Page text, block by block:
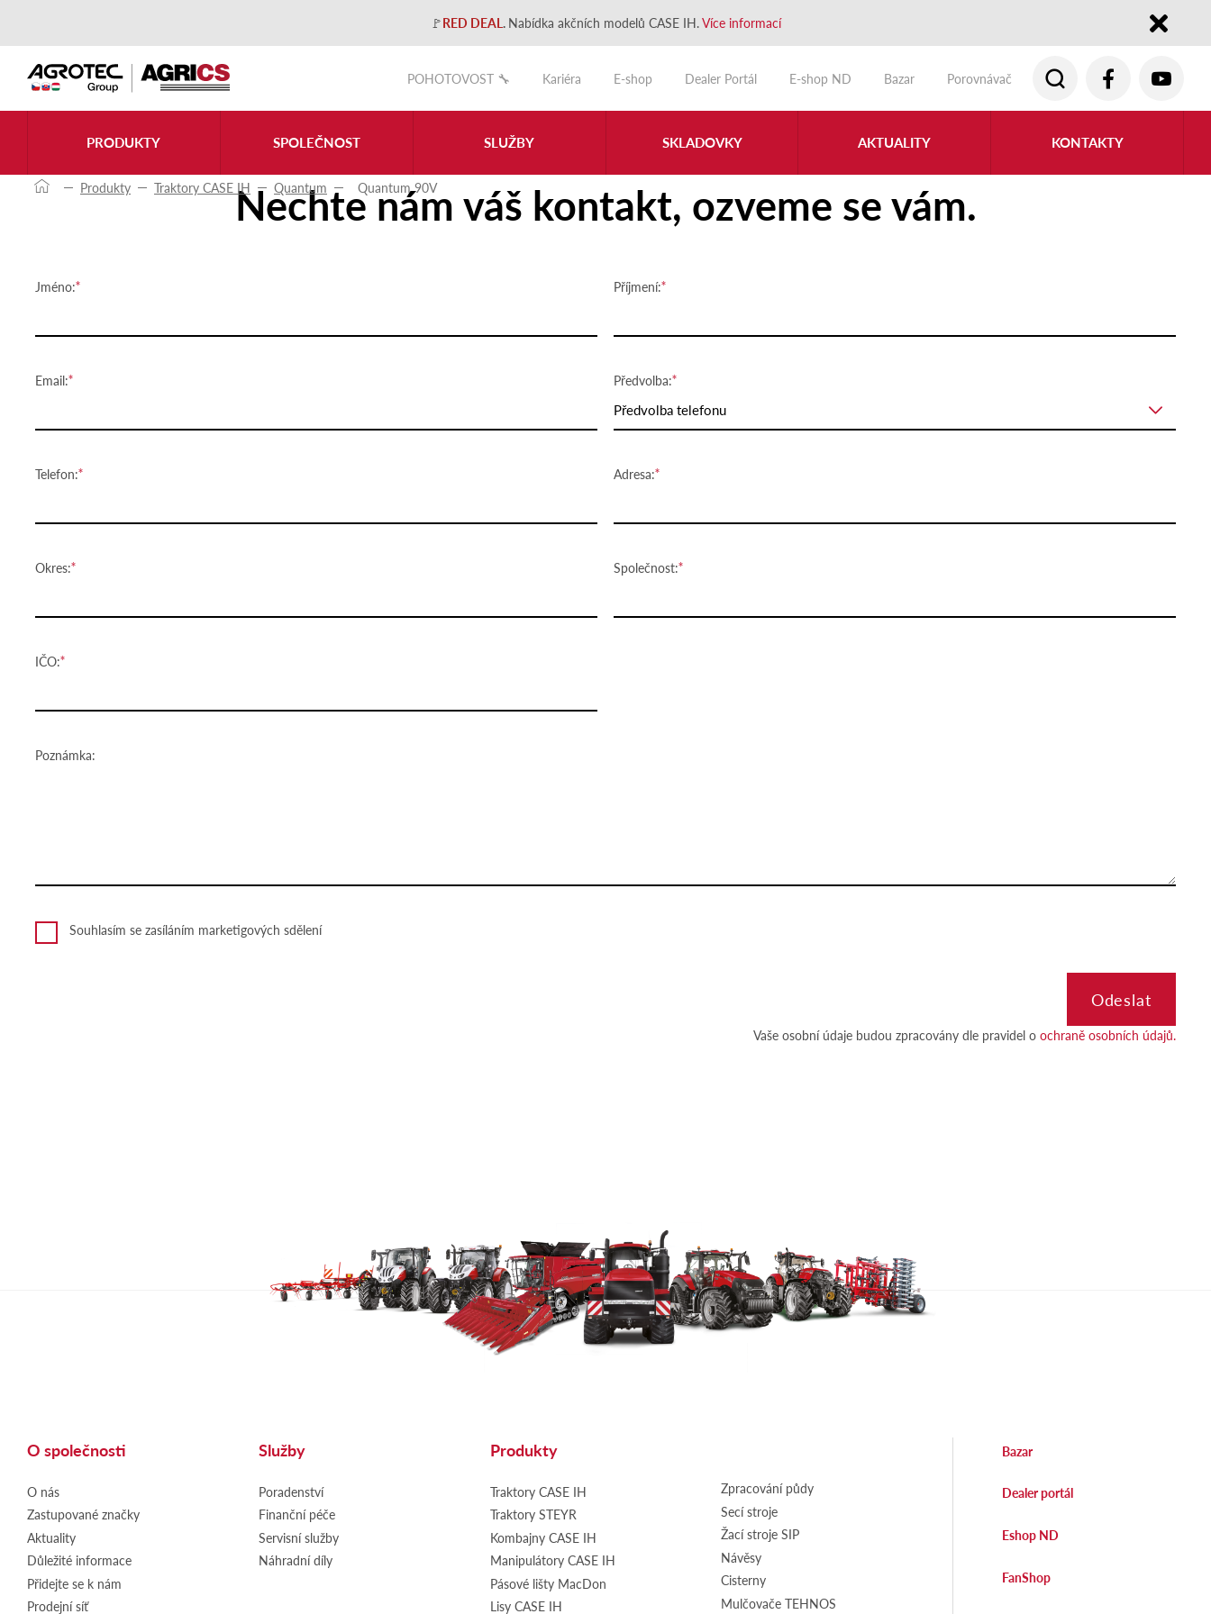
🚩RED DEAL. Nabídka akčních modelů CASE IH.Více informací
POHOTOVOST 🔧
Kariéra E-shop Dealer Portál E-shop ND Bazar Porovnávač
PRODUKTY SPOLEČNOST SLUŽBY SKLADOVKY AKTUALITY KONTAKTY
Produkty Traktory CASE IH Quantum Quantum 90V
Kontaktujte nás
Nechte nám váš kontakt, ozveme se vám.
Jméno: Příjmení:
Email: Předvolba:
Předvolba telefonu
Telefon: Adresa:
Okres: Společnost:
IČO:
Poznámka:
Souhlasím se zasíláním marketigových sdělení
Vaše osobní údaje budou zpracovány dle pravidel o ochraně osobních údajů.
O společnosti
O nás
Zastupované značky
Aktuality
Důležité informace
Přidejte se k nám
Prodejní síť
Služby
Poradenství
Finanční péče
Servisní služby
Náhradní díly
Produkty
Traktory CASE IH
Traktory STEYR
Kombajny CASE IH
Manipulátory CASE IH
Pásové lišty MacDon
Lisy CASE IH
Zpracování půdy
Secí stroje
Žací stroje SIP
Návěsy
Cisterny
Mulčovače TEHNOS
Bazar
Dealer portál
Eshop ND
FanShop